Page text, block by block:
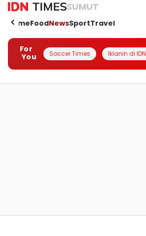
SUMUT
HomeFoodNewsSportTravel
For
You
Soccer Times Iklanin di IDN